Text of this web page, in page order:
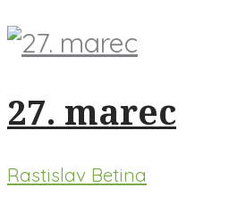
27. marec
Rastislav Betina